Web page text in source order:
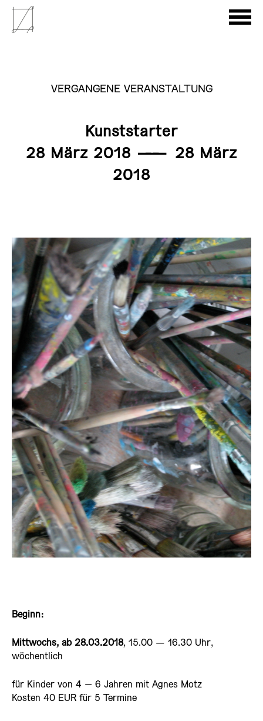
VERGANGENE VERANSTALTUNG
Kunststarter
28 März 2018 ———
28 März
2018
Beginn:
Mittwochs, ab 28.03.2018, 15.00 — 16.30 Uhr,
wöchentlich
für Kinder von 4 – 6 Jahren mit Agnes Motz
Kosten 40 EUR für 5 Termine